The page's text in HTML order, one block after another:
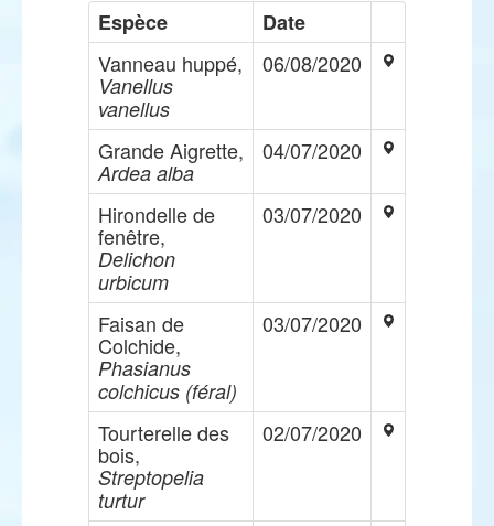
Espèce
Date
Vanneau huppé,
Vanellus
vanellus
06/08/2020
Grande Aigrette,
Ardea alba
04/07/2020
Hirondelle de
fenêtre,
Delichon
urbicum
03/07/2020
Faisan de
Colchide,
Phasianus
colchicus (féral)
03/07/2020
Tourterelle des
bois,
Streptopelia
turtur
02/07/2020